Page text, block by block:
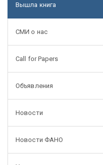
Вышла книга
СМИ о нас
Call for Papers
Объявления
Новости
Новости ФАНО